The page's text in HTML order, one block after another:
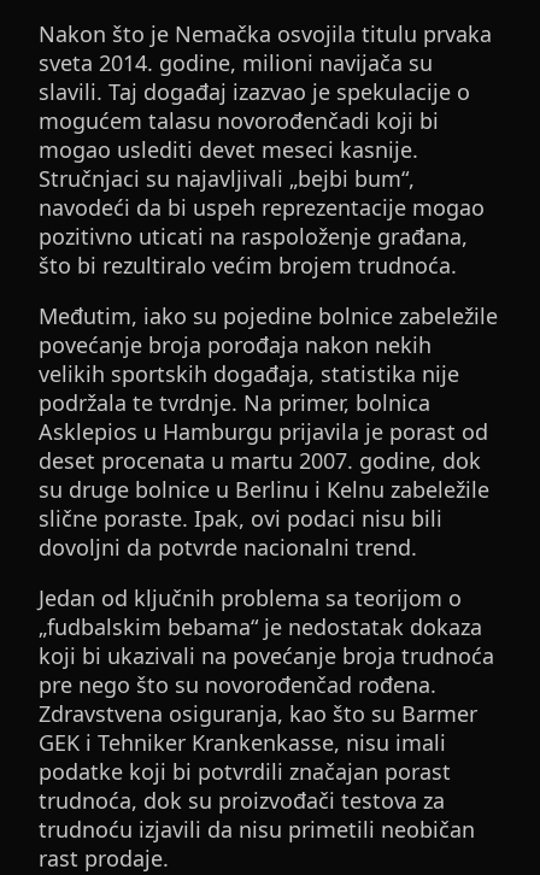
Nakon što je Nemačka osvojila titulu prvaka
sveta 2014. godine, milioni navijača su
slavili. Taj događaj izazvao je spekulacije o
mogućem talasu novorođenčadi koji bi
mogao uslediti devet meseci kasnije.
Stručnjaci su najavljivali „bejbi bum“,
navodeći da bi uspeh reprezentacije mogao
pozitivno uticati na raspoloženje građana,
što bi rezultiralo većim brojem trudnoća.
Međutim, iako su pojedine bolnice zabeležile
povećanje broja porođaja nakon nekih
velikih sportskih događaja, statistika nije
podržala te tvrdnje. Na primer, bolnica
Asklepios u Hamburgu prijavila je porast od
deset procenata u martu 2007. godine, dok
su druge bolnice u Berlinu i Kelnu zabeležile
slične poraste. Ipak, ovi podaci nisu bili
dovoljni da potvrde nacionalni trend.
Jedan od ključnih problema sa teorijom o
„fudbalskim bebama“ je nedostatak dokaza
koji bi ukazivali na povećanje broja trudnoća
pre nego što su novorođenčad rođena.
Zdravstvena osiguranja, kao što su Barmer
GEK i Tehniker Krankenkasse, nisu imali
podatke koji bi potvrdili značajan porast
trudnoća, dok su proizvođači testova za
trudnoću izjavili da nisu primetili neobičan
rast prodaje.